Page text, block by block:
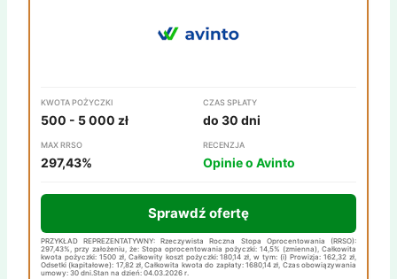
KWOTA POŻYCZKI
500 - 5 000 zł
CZAS SPŁATY
do 30 dni
MAX RRSO
297,43%
RECENZJA
Opinie o Avinto
Sprawdź ofertę
PRZYKŁAD REPREZENTATYWNY: Rzeczywista Roczna Stopa Oprocentowania (RRSO):
297,43%, przy założeniu, że: Stopa oprocentowania pożyczki: 14,5% (zmienna), Całkowita
kwota pożyczki: 1500 zł, Całkowity koszt pożyczki: 180,14 zł, w tym: (i) Prowizja: 162,32 zł,
Odsetki (kapitałowe): 17,82 zł, Całkowita kwota do zapłaty: 1680,14 zł, Czas obowiązywania
umowy: 30 dni.Stan na dzień: 04.03.2026 r.